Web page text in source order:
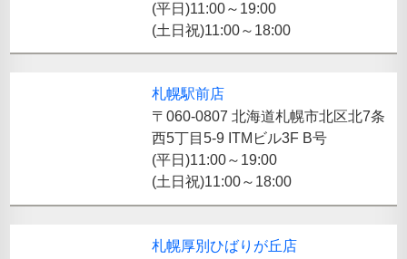
(平日)11:00～19:00
(土日祝)11:00～18:00
札幌駅前店
〒060-0807 北海道札幌市北区北7条
西5丁目5-9 ITMビル3F B号
(平日)11:00～19:00
(土日祝)11:00～18:00
札幌厚別ひばりが丘店